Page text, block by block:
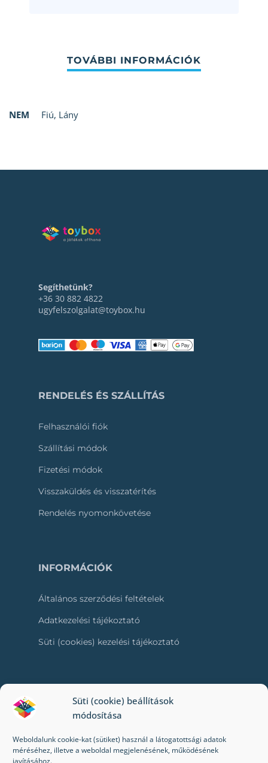
Süti (cookie) beállítások
módosítása
Weboldalunk cookie-kat (sütiket) használ a látogatottsági adatok
méréséhez, illetve a weboldal megjelenésének, működésének
javításához.
NEM Fiú, Lány
Segíthetünk?
+36 30 882 4822
ugyfelszolgalat@toybox.hu
RENDELÉS ÉS SZÁLLÍTÁS
Felhasználói fiók
Szállítási módok
Fizetési módok
Visszaküldés és visszatérítés
Rendelés nyomonkövetése
INFORMÁCIÓK
Általános szerződési feltételek
Adatkezelési tájékoztató
Süti (cookies) kezelési tájékoztató
RÓLUNK
Kik vagyunk mi?